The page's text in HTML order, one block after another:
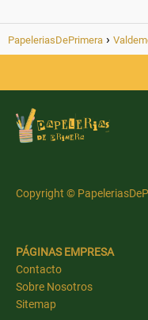
PapeleriasDePrimera
Copyright ©
PÁGINAS EMPRESA
Contacto
Sobre Nosotros
Sitemap